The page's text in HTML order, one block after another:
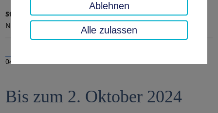
Startseite Landratsamt, Landkreis
Aktuelles
Nachrichten
04.09.2024
Bis zum 2. Oktober 2024
Ablehnen
Alle zulassen